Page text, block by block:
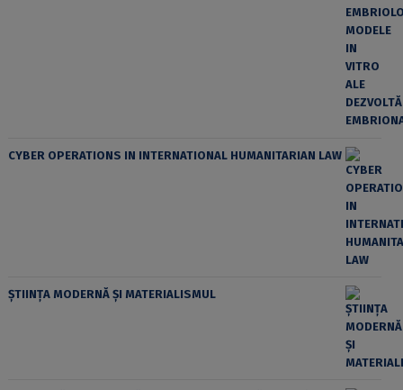
CYBER OPERATIONS IN INTERNATIONAL HUMANITARIAN LAW
ȘTIINȚA MODERNĂ ȘI MATERIALISMUL